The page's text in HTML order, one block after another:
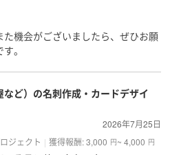
機会がございましたら、ぜひお願
。
ど）の名刺作成・カードデザイ
2026年7月25日
ジェクト 獲得報酬: 3,000 円~ 4,000 円